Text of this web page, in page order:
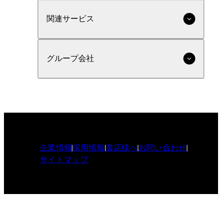
関連サービス
グループ会社
企業情報採用情報書店様へお問い合わせ
サイトマップ